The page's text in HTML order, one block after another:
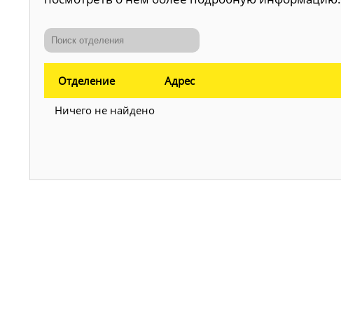
Отделение Адрес
Ничего не найдено